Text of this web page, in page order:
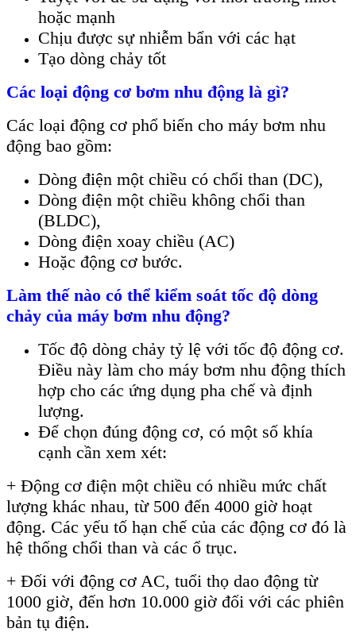
hoặc mạnh
Chịu được sự nhiễm bẩn với các hạt
Tạo dòng chảy tốt
Các loại động cơ bơm nhu động là gì?
Các loại động cơ phổ biến cho máy bơm nhu
động bao gồm:
Dòng điện một chiều có chổi than (DC),
Dòng điện một chiều không chổi than
(BLDC),
Dòng điện xoay chiều (AC)
Hoặc động cơ bước.
Làm thế nào có thể kiểm soát tốc độ dòng
chảy của máy bơm nhu động?
Tốc độ dòng chảy tỷ lệ với tốc độ động cơ.
Điều này làm cho máy bơm nhu động thích
hợp cho các ứng dụng pha chế và định
lượng.
Để chọn đúng động cơ, có một số khía
cạnh cần xem xét:
+ Động cơ điện một chiều có nhiều mức chất
lượng khác nhau, từ 500 đến 4000 giờ hoạt
động. Các yếu tố hạn chế của các động cơ đó là
hệ thống chổi than và các ổ trục.
+ Đối với động cơ AC, tuổi thọ dao động từ
1000 giờ, đến hơn 10.000 giờ đối với các phiên
bản tụ điện.